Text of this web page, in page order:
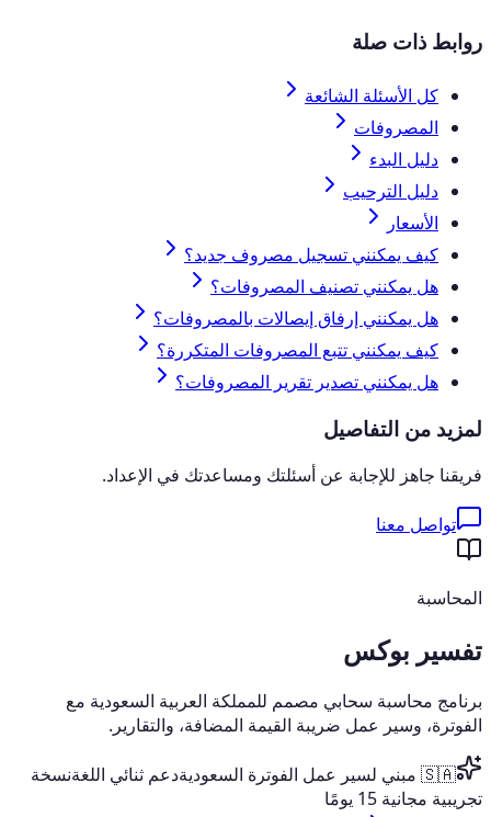
روابط ذات صلة
كل الأسئلة الشائعة
المصروفات
دليل البدء
دليل الترحيب
الأسعار
كيف يمكنني تسجيل مصروف جديد؟
هل يمكنني تصنيف المصروفات؟
هل يمكنني إرفاق إيصالات بالمصروفات؟
كيف يمكنني تتبع المصروفات المتكررة؟
هل يمكنني تصدير تقرير المصروفات؟
لمزيد من التفاصيل
فريقنا جاهز للإجابة عن أسئلتك ومساعدتك في الإعداد.
تواصل معنا
المحاسبة
تفسير بوكس
برنامج محاسبة سحابي مصمم للمملكة العربية السعودية مع
الفوترة، وسير عمل ضريبة القيمة المضافة، والتقارير.
🇸🇦 مبني لسير عمل الفوترة السعودية دعم ثنائي اللغةنسخة
تجريبية مجانية 15 يومًا